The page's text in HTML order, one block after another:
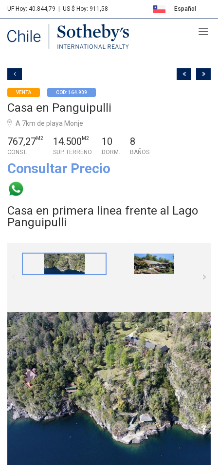
UF Hoy: 40.844,79 US $ Hoy: 911,58 Español
Sotheby's
VENTA COD: 164.909
Casa en Panguipulli
A 7km de playa Monje
767,27M2
CONST.
14.500 M2
SUP. TERRENO
10
DORM.
8
BAÑOS
Consultar Precio
Casa en primera linea frente al Lago
Panguipulli